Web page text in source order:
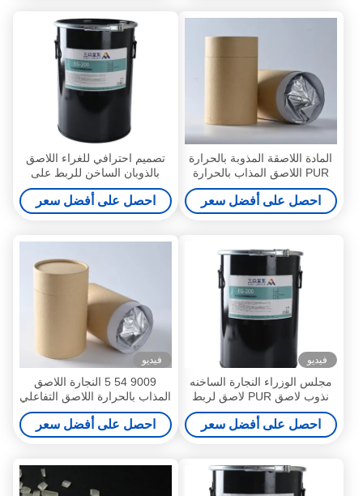
المادة اللاصقة المذوبة بالحرارة
PUR اللاصق المذاب بالحرارة
PUR 9009-54-5
احصل على أفضل سعر
تصميم احترافي للغراء اللاصق
بالذوبان الساخن للربط على
شكل قرص العسل
احصل على أفضل سعر
فيديو
مجلس الوزراء النجارة الساخنه
نذوب لاصق PUR لاصق لربط
الحافة
احصل على أفضل سعر
فيديو
9009 54 5 النجارة اللاصق
المذاب بالحرارة اللاصق التفاعلي
من البولي يوريثين الساخن
احصل على أفضل سعر